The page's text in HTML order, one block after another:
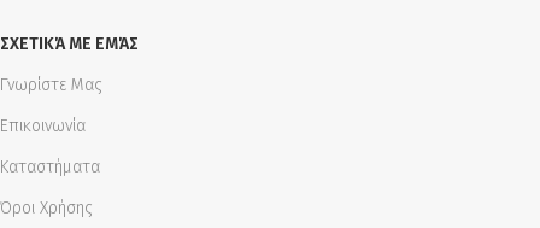
ΣΧΕΤΙΚΆ ΜΕ ΕΜΆΣ
Γνωρίστε Μας
Επικοινωνία
Καταστήματα
Όροι Χρήσης